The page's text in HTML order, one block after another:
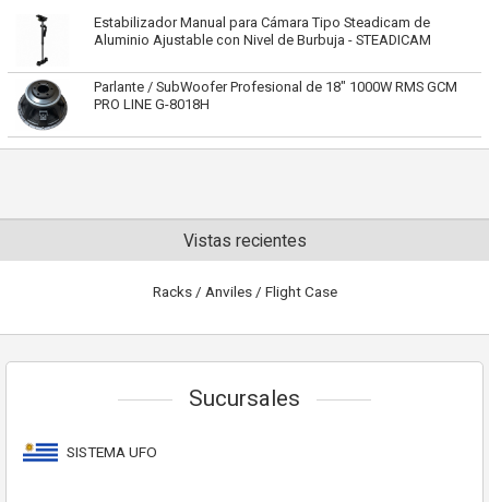
Estabilizador Manual para Cámara Tipo Steadicam de
Aluminio Ajustable con Nivel de Burbuja - STEADICAM
Parlante / SubWoofer Profesional de 18" 1000W RMS GCM
PRO LINE G-8018H
Vistas recientes
Racks / Anviles / Flight Case
Sucursales
SISTEMA UFO